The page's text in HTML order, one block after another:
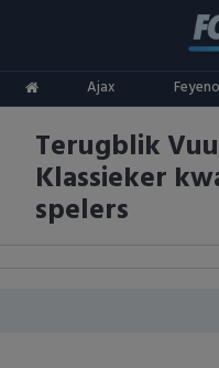
Ajax
ADO Den Haag
Ajax
AZ
Competities
Eredivisie
Keuken Kampioen
Oranje
Goals & Samenvattingen
Terugblik
Klassieker
spelers